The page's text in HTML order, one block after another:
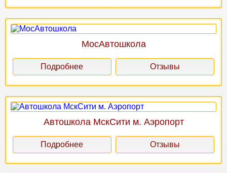
МосАвтошкола
Подробнее Отзывы
Автошкола МскСити м. Аэропорт
Подробнее Отзывы